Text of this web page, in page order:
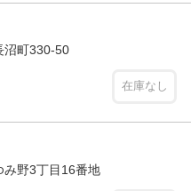
町330-50
在庫なし
野3丁目16番地